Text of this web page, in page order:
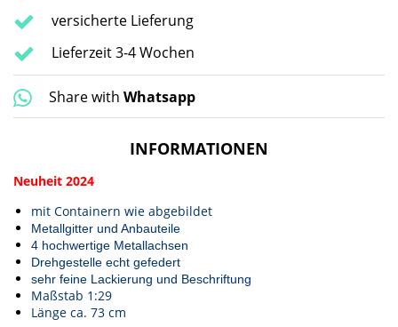
versicherte Lieferung
Lieferzeit 3-4 Wochen
Share with Whatsapp
INFORMATIONEN
Neuheit 2024
mit Containern wie abgebildet
Metallgitter und Anbauteile
4 hochwertige Metallachsen
Drehgestelle echt gefedert
sehr feine Lackierung und Beschriftung
Maßstab 1:29
Länge ca. 73 cm